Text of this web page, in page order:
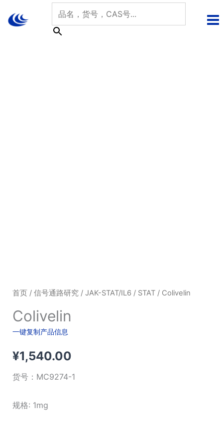
首页/ 信号通路研究/ JAK-STAT/IL6/ STAT/ Colivelin
Colivelin
一键复制产品信息
¥1,540.00
货号： MC9274-1
规格: 1mg